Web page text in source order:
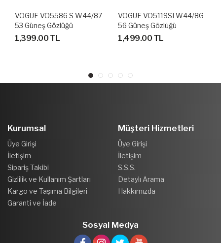
VOGUE VO5119SI W44/8G
56 Güneş Gözlüğü
1,499.00 TL
VOGUE VO5337 S W44/87
53 Güneş Gözlüğü
1,999.00 TL
Kurumsal
Üye Girişi
İletişim
Sipariş Takibi
Gizlilik ve Kullanım Şartları
Kargo ve Taşıma Bilgileri
Garanti ve İade
Müşteri Hizmetleri
Üye Girişi
İletişim
S.S.S.
Detaylı Arama
Hakkımızda
Sosyal Medya